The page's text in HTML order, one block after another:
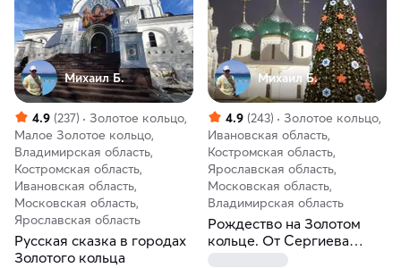
Михаил Б.
4.9 (237)
Золотое кольцо,
Малое Золотое кольцо,
Владимирская область,
Костромская область,
Ивановская область,
Московская область,
Ярославская область
Русская сказка в городах
Золотого кольца
Михаил Б.
4.9 (243)
Золотое кольцо,
Ивановская область,
Костромская область,
Ярославская область,
Московская область,
Владимирская область
Рождество на Золотом
кольце. От Сергиева